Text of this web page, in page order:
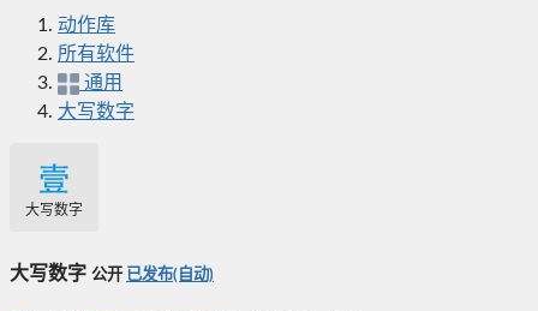
动作库
所有软件
通用
大写数字
大写数字
大写数字 公开 已发布(自动)